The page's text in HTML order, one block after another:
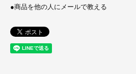
●商品を他の人にメールで教える